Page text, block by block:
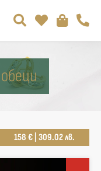
158 € | 309.02 лв.